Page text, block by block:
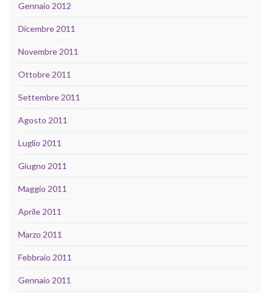
Gennaio 2012
Dicembre 2011
Novembre 2011
Ottobre 2011
Settembre 2011
Agosto 2011
Luglio 2011
Giugno 2011
Maggio 2011
Aprile 2011
Marzo 2011
Febbraio 2011
Gennaio 2011